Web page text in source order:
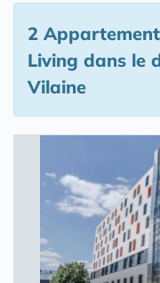
2
Living dans le
Vilaine